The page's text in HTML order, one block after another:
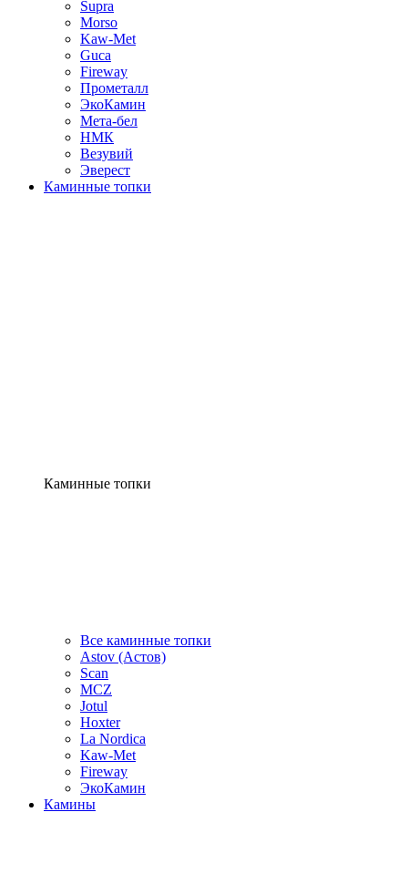
Supra
Morso
Kaw-Met
Guca
Fireway
Прометалл
ЭкоКамин
Мета-бел
НМК
Везувий
Эверест
Каминные топки
Каминные топки
Все каминные топки
Astov (Астов)
Scan
MCZ
Jotul
Hoxter
La Nordica
Kaw-Met
Fireway
ЭкоКамин
Камины